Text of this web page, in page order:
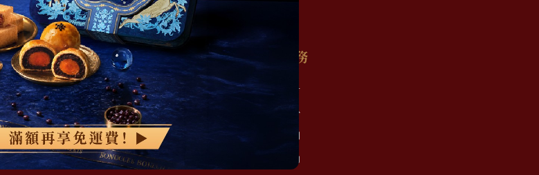
超取滿 $1500 免運、宅配滿 $2500 免運🚚
精選商品
現貨快速出貨
伴手禮推薦
小盒嚐鮮組
精緻鐵盒首選
顧客服務
會員註冊
會員中心
訂單查詢
優惠活動